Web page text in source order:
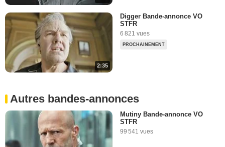
2:35
Digger Bande-annonce VO
STFR
6 821 vues
PROCHAINEMENT
Autres bandes-annonces
Mutiny Bande-annonce VO
STFR
99 541 vues